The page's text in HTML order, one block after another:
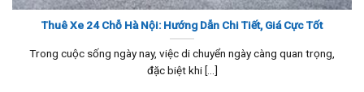
Thuê Xe 24 Chỗ Hà Nội: Hướng Dẫn Chi Tiết, Giá Cực Tốt
Trong cuộc sống ngày nay, việc di chuyển ngày càng quan trọng,
đặc biệt khi [...]